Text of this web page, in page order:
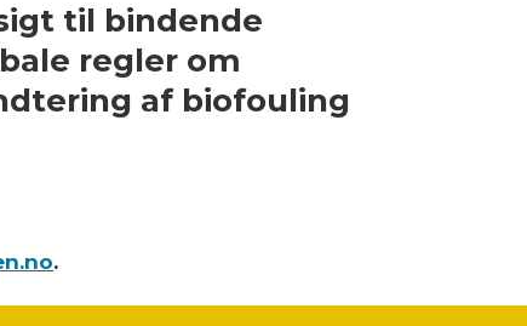
til bindende
regler om
af biofouling
.